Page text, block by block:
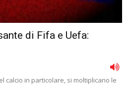
di Fifa e Uefa:
calcio in particolare, si moltiplicano le